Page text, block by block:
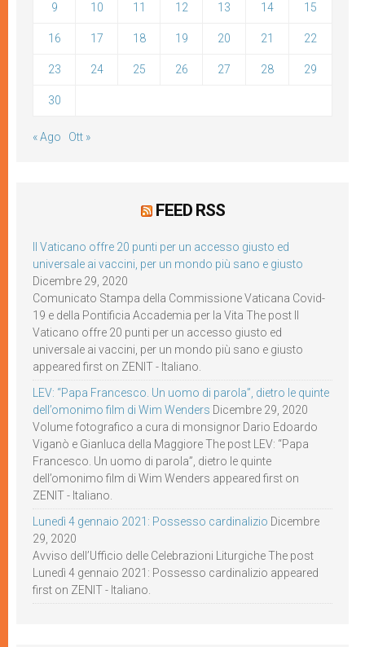
9 10 11 12 13 14 15
16 17 18 19 20 21 22
23 24 25 26 27 28 29
30
« Ago Ott »
FEED RSS
Il Vaticano offre 20 punti per un accesso giusto ed
universale ai vaccini, per un mondo più sano e giusto
Dicembre 29, 2020
Comunicato Stampa della Commissione Vaticana Covid-
19 e della Pontificia Accademia per la Vita The post Il
Vaticano offre 20 punti per un accesso giusto ed
universale ai vaccini, per un mondo più sano e giusto
appeared first on ZENIT - Italiano.
LEV: “Papa Francesco. Un uomo di parola”, dietro le quinte
dell’omonimo film di Wim Wenders Dicembre 29, 2020
Volume fotografico a cura di monsignor Dario Edoardo
Viganò e Gianluca della Maggiore The post LEV: “Papa
Francesco. Un uomo di parola”, dietro le quinte
dell’omonimo film di Wim Wenders appeared first on
ZENIT - Italiano.
Lunedì 4 gennaio 2021: Possesso cardinalizio Dicembre
29, 2020
Avviso dell’Ufficio delle Celebrazioni Liturgiche The post
Lunedì 4 gennaio 2021: Possesso cardinalizio appeared
first on ZENIT - Italiano.